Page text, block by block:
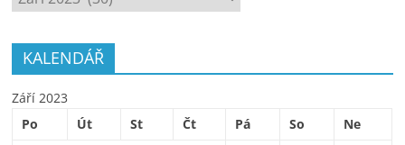
KALENDÁŘ
Září 2023
Po
Út St Čt Pá So
Ne